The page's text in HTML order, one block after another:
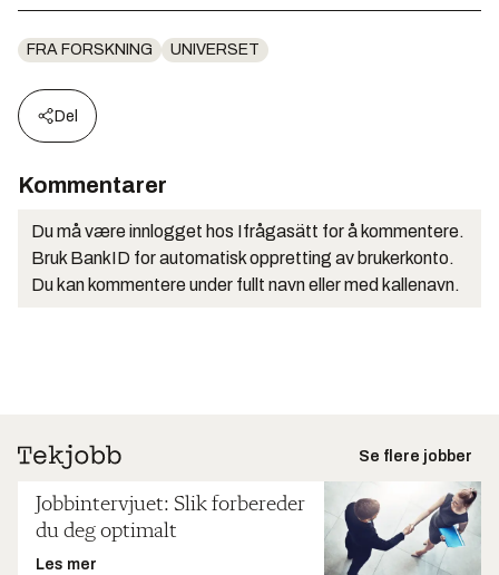
FRA FORSKNING UNIVERSET
Del
Kommentarer
Du må være innlogget hos Ifrågasätt for å kommentere.
Bruk BankID for automatisk oppretting av brukerkonto.
Du kan kommentere under fullt navn eller med kallenavn.
Se flere jobber
Jobbintervjuet: Slik forbereder
du deg optimalt
Les mer